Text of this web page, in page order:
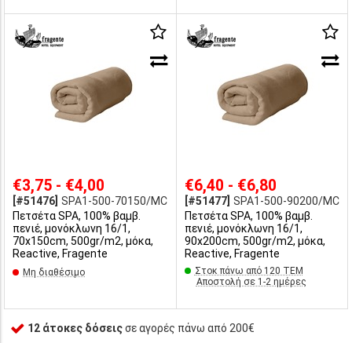
€3,75 - €4,00
[#51476] SPA1-500-70150/MC
Πετσέτα SPA, 100% βαμβ.
πενιέ, μονόκλωνη 16/1,
70x150cm, 500gr/m2, μόκα,
Reactive, Fragente
Μη διαθέσιμο
€6,40 - €6,80
[#51477] SPA1-500-90200/MC
Πετσέτα SPA, 100% βαμβ.
πενιέ, μονόκλωνη 16/1,
90x200cm, 500gr/m2, μόκα,
Reactive, Fragente
Στοκ πάνω από 120 ΤΕΜ
Αποστολή σε 1-2 ημέρες
12 άτοκες δόσειςσε αγορές πάνω από 200€